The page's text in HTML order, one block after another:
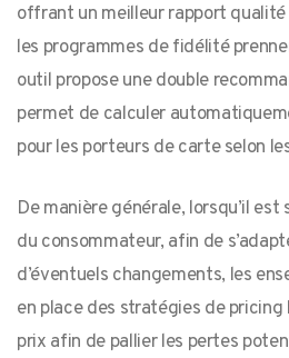
offrant un meilleur rapport
les programmes de fidélité
outil propose une double
permet de calculer
pour les porteurs de carte selon
De manière générale, lorsqu’il
du consommateur, afin de
d’éventuels changements, les
en place des stratégies de pricing
prix afin de pallier les pertes